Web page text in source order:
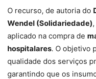
O recurso, de autoria do
Wendel (Solidariedade)
aplicado na compra de
hospitalares. O objetivo
qualidade dos serviços
garantindo que os